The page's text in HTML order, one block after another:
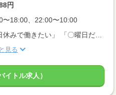
円
〜18:00、22:00〜10:00
見る
イトル求人）